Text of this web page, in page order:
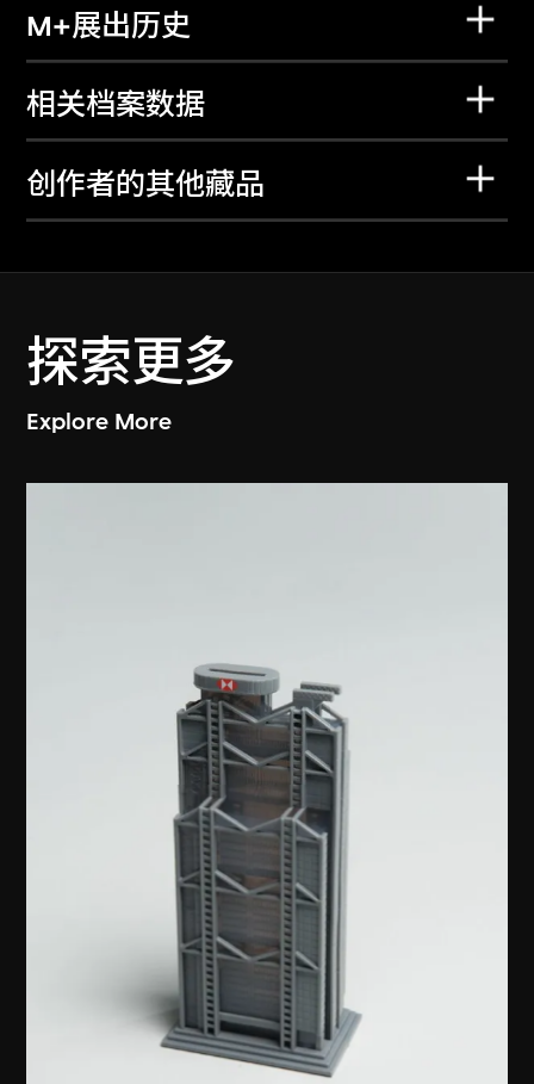
M+展出历史
相关档案数据
创作者的其他藏品
探索更多
Explore More